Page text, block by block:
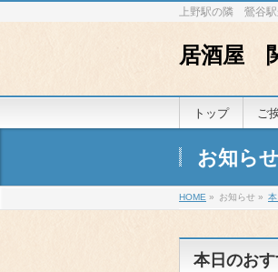
上野駅の隣 鶯谷
居酒屋
トップ ご
お知らせ
HOME » お知らせ »
本日のおす